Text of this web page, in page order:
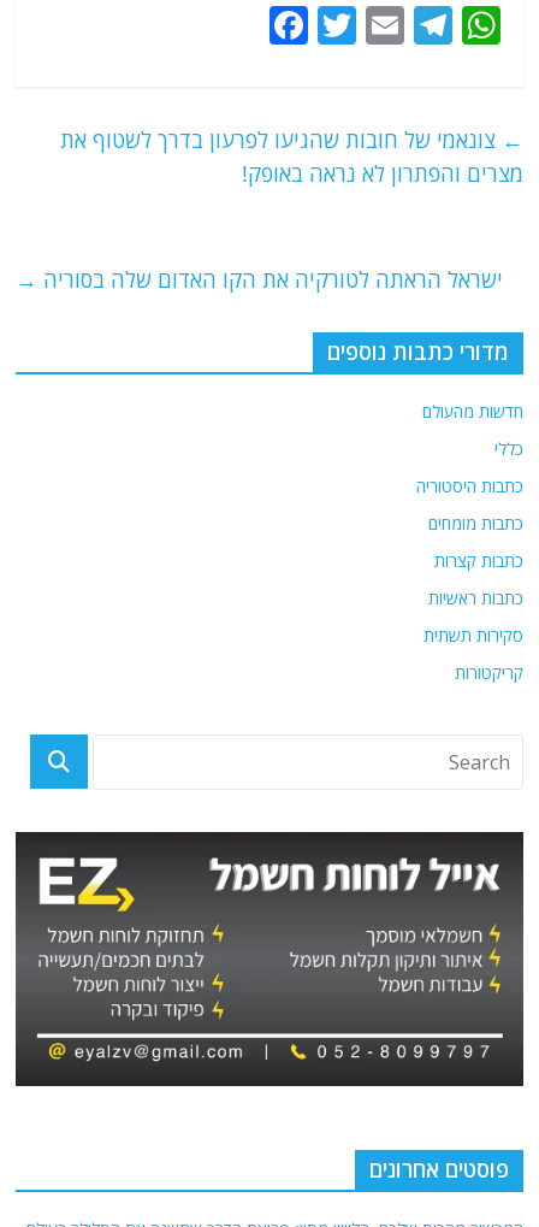
W
s
A
T
g
ra
E
l
T
er
e
b
k
← צונאמי של חובות שהגיעו לפרעון בדרך לשטוף את
מצרים והפתרון לא נראה באופק!
ישראל הראתה לטורקיה את הקו האדום שלה בסוריה →
מדורי כתבות נוספים
חדשות מהעולם
כללי
כתבות היסטוריה
כתבות מומחים
כתבות קצרות
כתבות ראשיות
סקירות תשתית
קריקטורות
פוסטים אחרונים